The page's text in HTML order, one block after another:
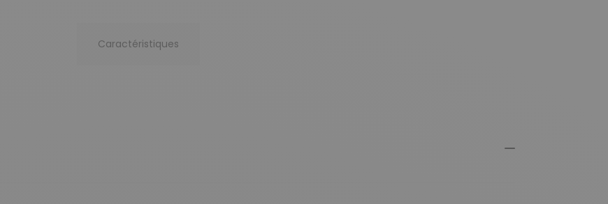
Caractéristiques